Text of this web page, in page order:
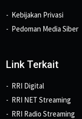
Kebijakan Privasi
Pedoman Media Siber
Link Terkait
RRI Digital
RRI NET Streaming
RRI Radio Streaming